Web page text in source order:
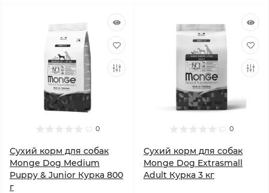
0
Сухий корм для собак
Monge Dog Medium
Puppy & Junior Курка 800
г
0
Сухий корм для собак
Monge Dog Extrasmall
Adult Курка 3 кг